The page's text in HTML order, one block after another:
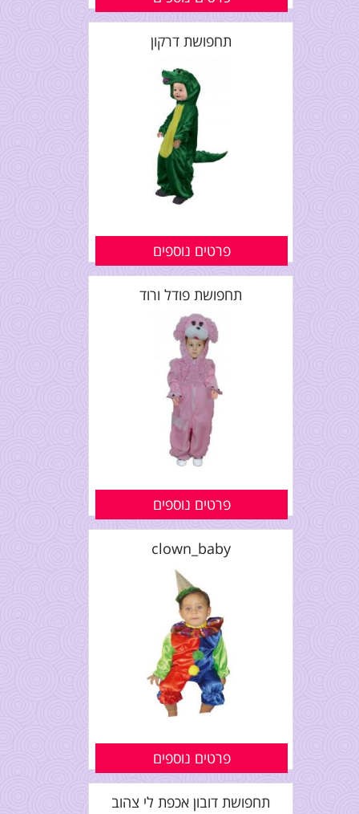
תחפושת דרקון
פרטים נוספים
תחפושת פודל ורוד
פרטים נוספים
clown_baby
פרטים נוספים
תחפושת דובון אכפת לי צהוב